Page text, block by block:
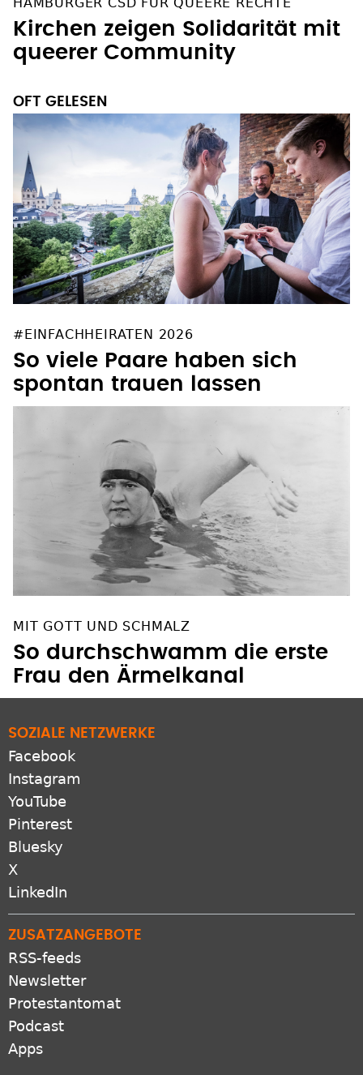
HAMBURGER CSD FÜR QUEERE RECHTE
Kirchen zeigen Solidarität mit
queerer Community
OFT GELESEN
#EINFACHHEIRATEN 2026
So viele Paare haben sich
spontan trauen lassen
MIT GOTT UND SCHMALZ
So durchschwamm die erste
Frau den Ärmelkanal
SOZIALE NETZWERKE
Facebook
Instagram
YouTube
Pinterest
Bluesky
X
LinkedIn
ZUSATZANGEBOTE
RSS-feeds
Newsletter
Protestantomat
Podcast
Apps